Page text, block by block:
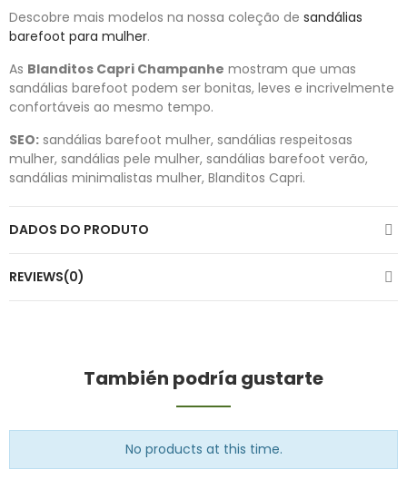
Descobre mais modelos na nossa coleção de sandálias
barefoot para mulher.
As Blanditos Capri Champanhe mostram que umas
sandálias barefoot podem ser bonitas, leves e incrivelmente
confortáveis ao mesmo tempo.
SEO: sandálias barefoot mulher, sandálias respeitosas
mulher, sandálias pele mulher, sandálias barefoot verão,
sandálias minimalistas mulher, Blanditos Capri.
DADOS DO PRODUTO
REVIEWS(0)
También podría gustarte
No products at this time.